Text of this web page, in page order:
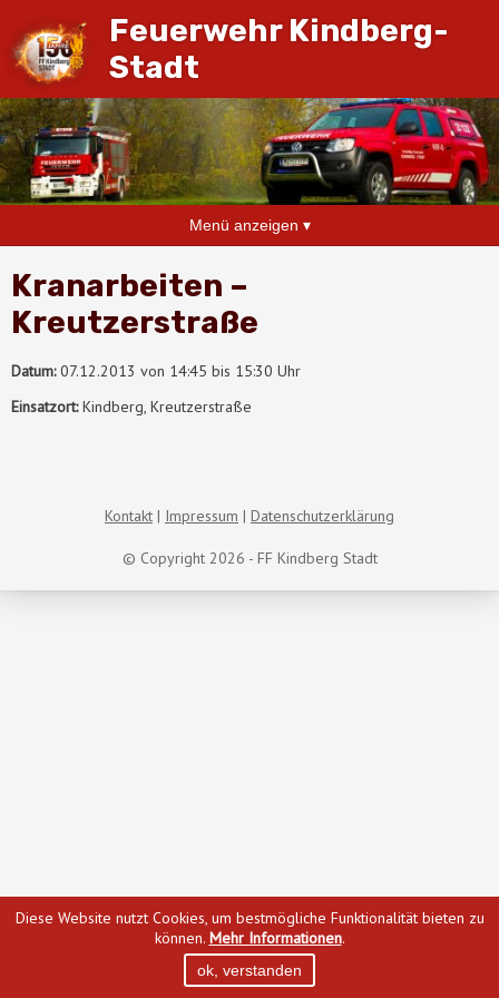
Feuerwehr Kindberg-
Stadt
Menü anzeigen ▾
Kranarbeiten –
Kreutzerstraße
Datum:07.12.2013 von 14:45 bis 15:30 Uhr
Einsatzort:Kindberg, Kreutzerstraße
© Copyright 2026 - FF Kindberg Stadt
Kontakt Impressum Datenschutzerklärung
Diese Website nutzt Cookies, um bestmögliche Funktionalität bieten zu
können. Mehr Informationen.
ok, verstanden